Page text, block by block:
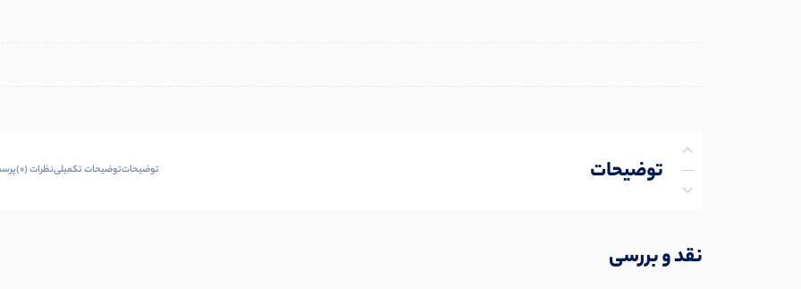
توضیحات
نظرات (0)
توضیحاتتوضیحات تکمیلینظرات (0)
نقد و بررسی